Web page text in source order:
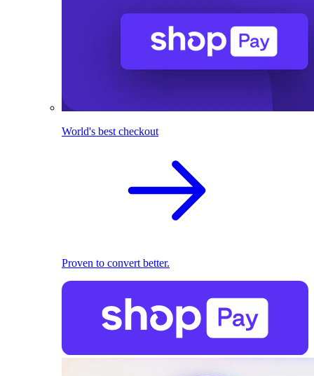
World's best checkout
Proven to convert better.